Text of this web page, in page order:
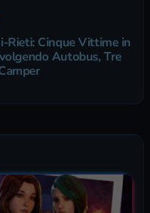
Rieti: Cinque Vittime in
Autobus, Tre